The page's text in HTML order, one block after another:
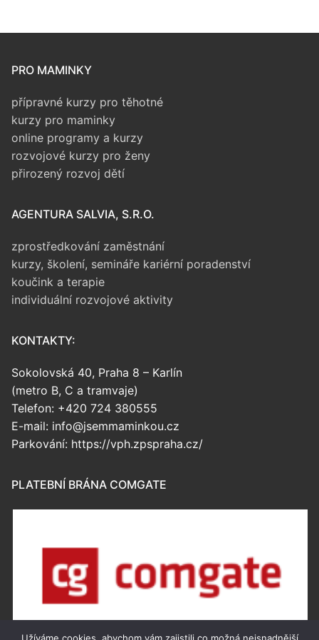
PRO MAMINKY
přípravné kurzy pro těhotné
kurzy pro maminky
online programy a kurzy
rozvojové kurzy pro ženy
přirozený rozvoj dětí
AGENTURA SALVIA, S.R.O.
zprostředkování zaměstnání
kurzy, školení, semináře kariérní poradenství
koučink a terapie
individuální rozvojové aktivity
KONTAKTY:
Sokolovská 40, Praha 8 – Karlín
(metro B, C a tramvaje)
Telefon: +420 724 380555
E-mail: info@jsemmaminkou.cz
Parkování: https://vph.zpspraha.cz/
PLATEBNÍ BRÁNA COMGATE